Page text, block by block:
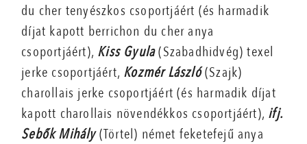
du cher tenyészkos csoportjáért (és harmadik
díjat kapott berrichon du cher anya
csoportjáért), Kiss Gyula(Szabadhidvég) texel
jerke csoportjáért, Kozmér László(Szajk)
charollais jerke csoportjáért (és harmadik díjat
kapott charollais növendékkos csoportjáért), ifj.
Sebők Mihály(Törtel) német feketefejű anya